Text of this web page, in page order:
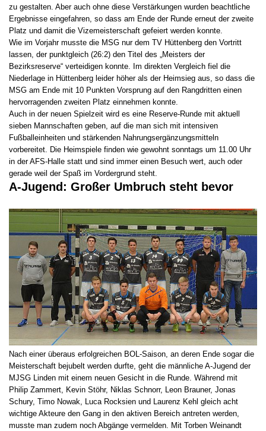
zu gestalten. Aber auch ohne diese Verstärkungen wurden beachtliche
Ergebnisse eingefahren, so dass am Ende der Runde erneut der zweite
Platz und damit die Vizemeisterschaft gefeiert werden konnte.
Wie im Vorjahr musste die MSG nur dem TV Hüttenberg den Vortritt
lassen, der punktgleich (26:2) den Titel des „Meisters der
Bezirksreserve“ verteidigen konnte. Im direkten Vergleich fiel die
Niederlage in Hüttenberg leider höher als der Heimsieg aus, so dass die
MSG am Ende mit 10 Punkten Vorsprung auf den Rangdritten einen
hervorragenden zweiten Platz einnehmen konnte.
Auch in der neuen Spielzeit wird es eine Reserve-Runde mit aktuell
sieben Mannschaften geben, auf die man sich mit intensiven
Fußballeinheiten und stärkenden Nahrungsergänzungsmitteln
vorbereitet. Die Heimspiele finden wie gewohnt sonntags um 11.00 Uhr
in der AFS-Halle statt und sind immer einen Besuch wert, auch oder
gerade weil der Spaß im Vordergrund steht.
A-Jugend: Großer Umbruch steht bevor
Nach einer überaus erfolgreichen BOL-Saison, an deren Ende sogar die
Meisterschaft bejubelt werden durfte, geht die männliche A-Jugend der
MJSG Linden mit einem neuen Gesicht in die Runde. Während mit
Philip Zammert, Kevin Stöhr, Niklas Schnorr, Leon Brauner, Jonas
Schury, Timo Nowak, Luca Rocksien und Laurenz Kehl gleich acht
wichtige Akteure den Gang in den aktiven Bereich antreten werden,
musste man zudem noch Abgänge vermelden. Mit Torben Weinandt